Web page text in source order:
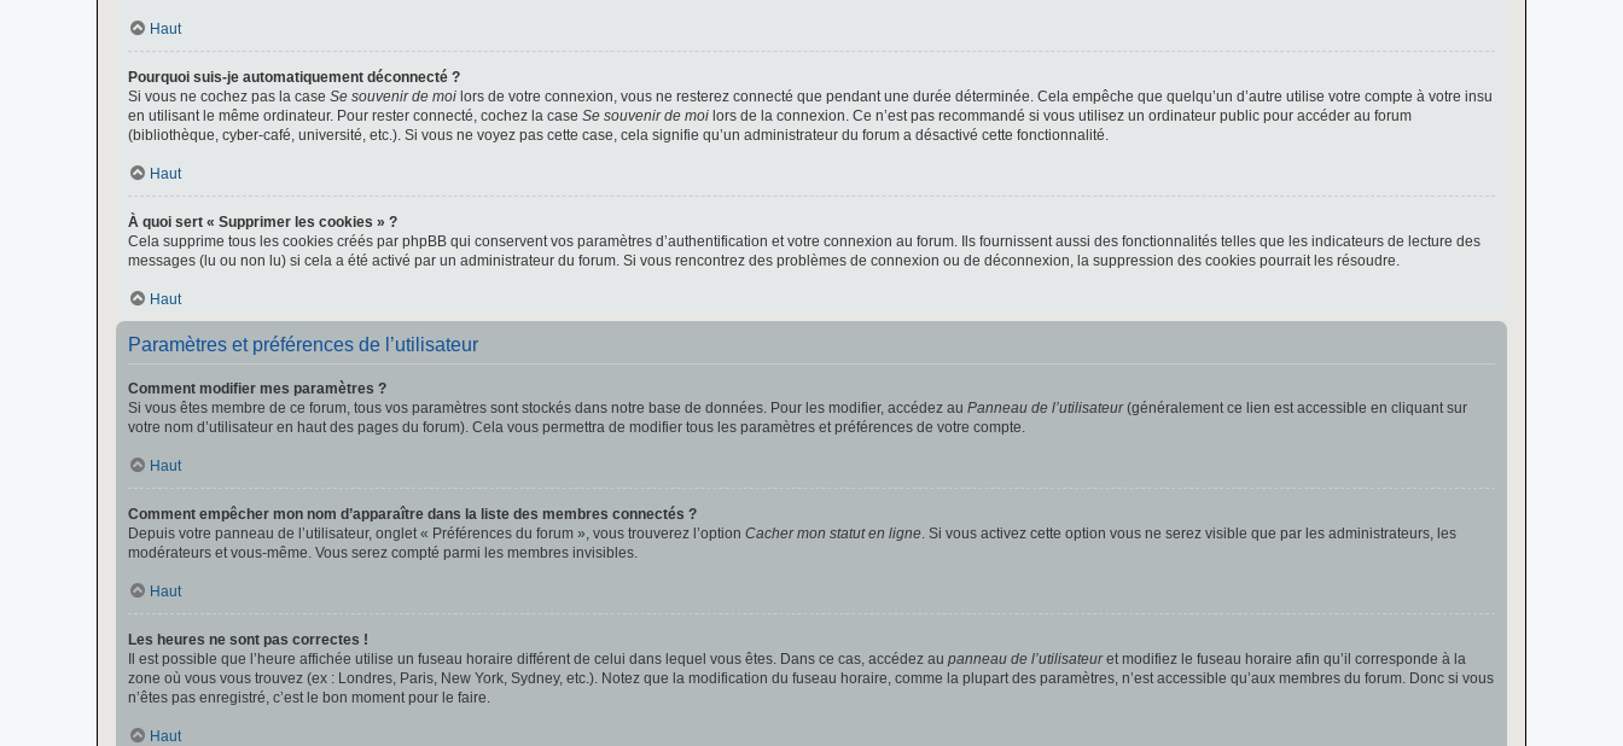
Haut
Pourquoi suis-je automatiquement déconnecté ?
Si vous ne cochez pas la case Se souvenir de moi lors de votre connexion, vous ne resterez connecté que pendant une durée déterminée. Cela empêche que quelqu’un d’autre utilise votre compte à votre insu
en utilisant le même ordinateur. Pour rester connecté, cochez la case Se souvenir de moi lors de la connexion. Ce n’est pas recommandé si vous utilisez un ordinateur public pour accéder au forum
(bibliothèque, cyber-café, université, etc.). Si vous ne voyez pas cette case, cela signifie qu’un administrateur du forum a désactivé cette fonctionnalité.
Haut
À quoi sert « Supprimer les cookies » ?
Cela supprime tous les cookies créés par phpBB qui conservent vos paramètres d’authentification et votre connexion au forum. Ils fournissent aussi des fonctionnalités telles que les indicateurs de lecture des
messages (lu ou non lu) si cela a été activé par un administrateur du forum. Si vous rencontrez des problèmes de connexion ou de déconnexion, la suppression des cookies pourrait les résoudre.
Haut
Paramètres et préférences de l’utilisateur
Comment modifier mes paramètres ?
Si vous êtes membre de ce forum, tous vos paramètres sont stockés dans notre base de données. Pour les modifier, accédez au Panneau de l’utilisateur(généralement ce lien est accessible en cliquant sur
votre nom d’utilisateur en haut des pages du forum). Cela vous permettra de modifier tous les paramètres et préférences de votre compte.
Haut
Comment empêcher mon nom d’apparaître dans la liste des membres connectés ?
Depuis votre panneau de l’utilisateur, onglet « Préférences du forum », vous trouverez l’option Cacher mon statut en ligne . Si vous activez cette option vous ne serez visible que par les administrateurs, les
modérateurs et vous-même. Vous serez compté parmi les membres invisibles.
Haut
Les heures ne sont pas correctes !
Il est possible que l’heure affichée utilise un fuseau horaire différent de celui dans lequel vous êtes. Dans ce cas, accédez au panneau de l’utilisateuret modifiez le fuseau horaire afin qu’il corresponde à la
zone où vous vous trouvez (ex : Londres, Paris, New York, Sydney, etc.). Notez que la modification du fuseau horaire, comme la plupart des paramètres, n’est accessible qu’aux membres du forum. Donc si vous
n’êtes pas enregistré, c’est le bon moment pour le faire.
Haut